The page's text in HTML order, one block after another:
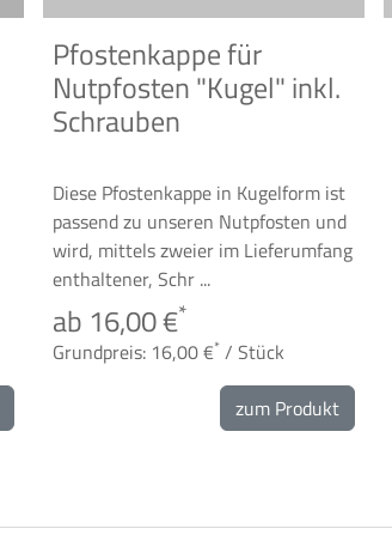
Pfostenkappe für
Nutpfosten "Kugel" inkl.
Schrauben
Diese Pfostenkappe in Kugelform ist
passend zu unseren Nutpfosten und
wird, mittels zweier im Lieferumfang
enthaltener, Schr ...
ab 16,00 €*
Grundpreis: 16,00 €* / Stück
zum Produkt